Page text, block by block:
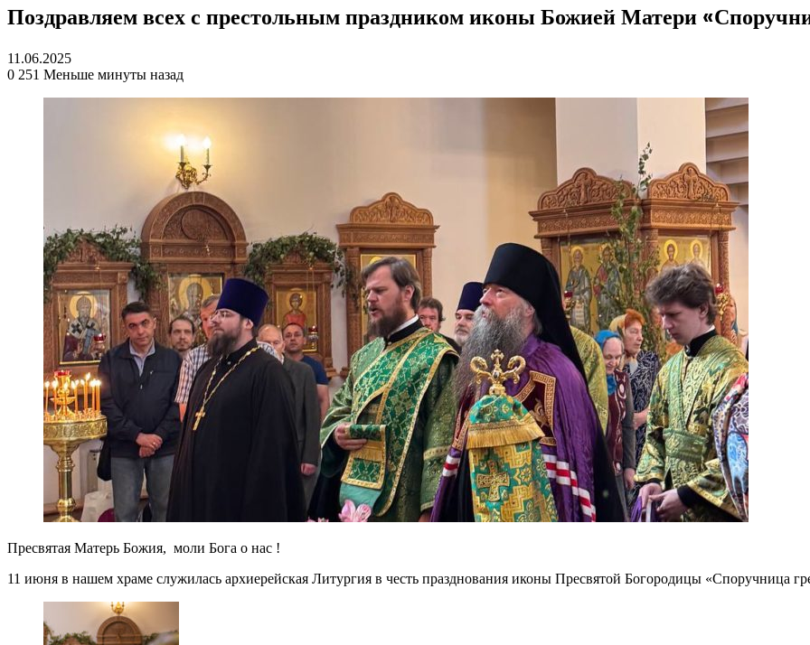
Поздравляем всех с престольным праздником иконы Божией Матери
11.06.2025
0 251 Меньше минуты назад
Пресвятая Матерь Божия, моли Бога о нас !
11 июня в нашем храме служилась архиерейская Литургия в честь празднования иконы Пресвятой Богородицы «Споручница